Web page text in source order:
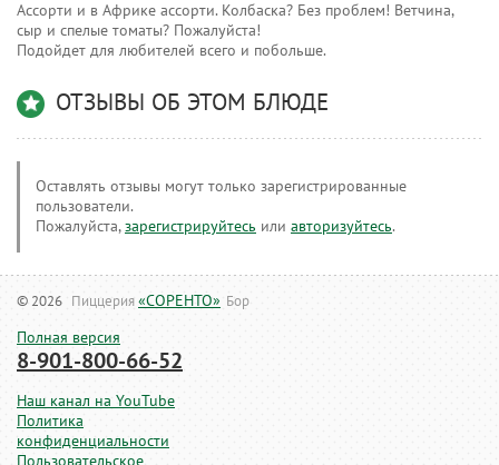
Ассорти и в Африке ассорти. Колбаска? Без проблем! Ветчина,
сыр и спелые томаты? Пожалуйста!
Подойдет для любителей всего и побольше.
ОТЗЫВЫ ОБ ЭТОМ БЛЮДЕ
Оставлять отзывы могут только зарегистрированные
пользователи.
Пожалуйста,зарегистрируйтесь или авторизуйтесь.
© 2026 Пиццерия«СОРЕНТО» Бор
Полная версия
8-901-800-66-52
Наш канал на YouTube
Политика
конфиденциальности
Пользовательское